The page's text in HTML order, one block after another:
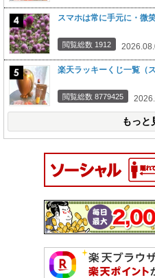
スマホは常に手元に・微
閲覧総数 1912
楽天ラッキーくじ一覧（ス
閲覧総数 8779425
もっと